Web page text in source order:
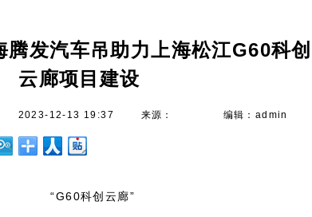
腾发汽车吊助力上海松江G60科创
云廊项目建设
2023-12-13 19:37 来源： 编辑：admin
“G60科创云廊”